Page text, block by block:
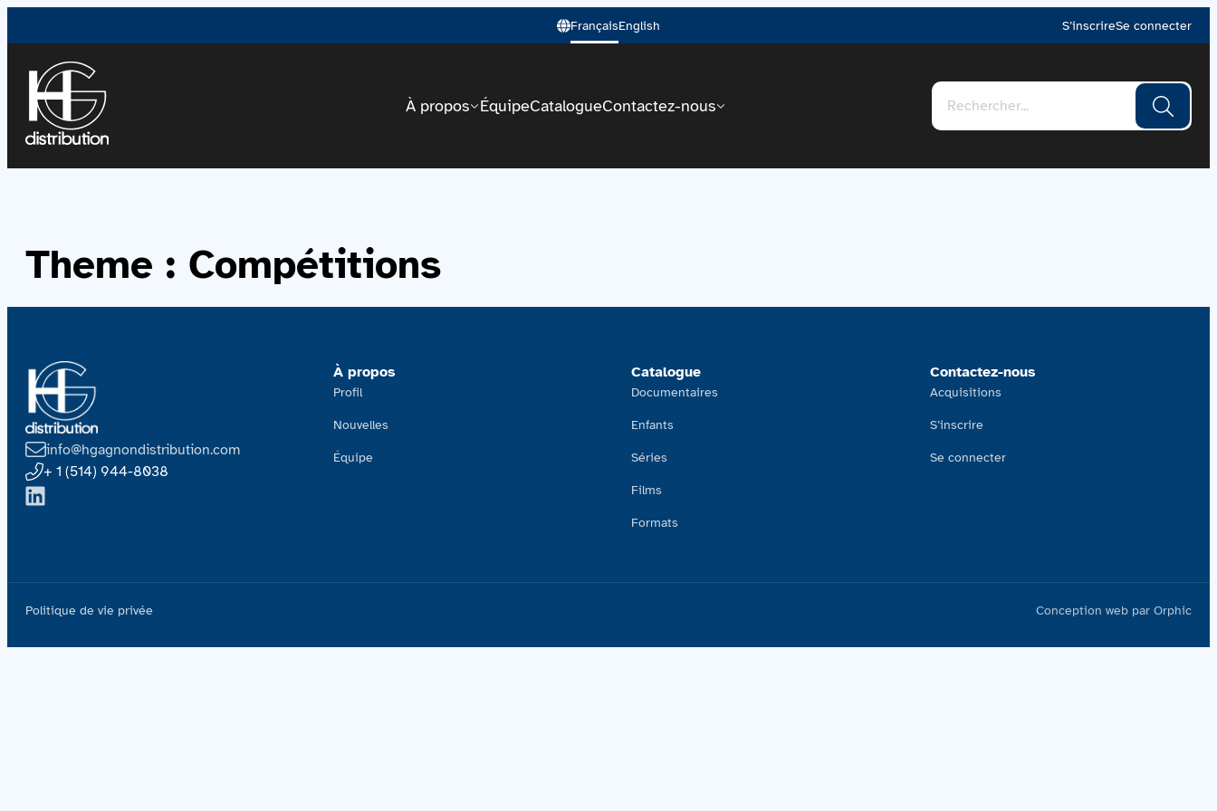
FrançaisEnglish S’inscrireSe connecter
À propos ÉquipeCatalogueContactez-nous
Theme : Compétitions
info@hgagnondistribution.com
+ 1 (514) 944-8038
À propos
Profil
Nouvelles
Équipe
Catalogue
Documentaires
Enfants
Séries
Films
Formats
Contactez-nous
Acquisitions
S’inscrire
Se connecter
Politique de vie privée Conception web par Orphic